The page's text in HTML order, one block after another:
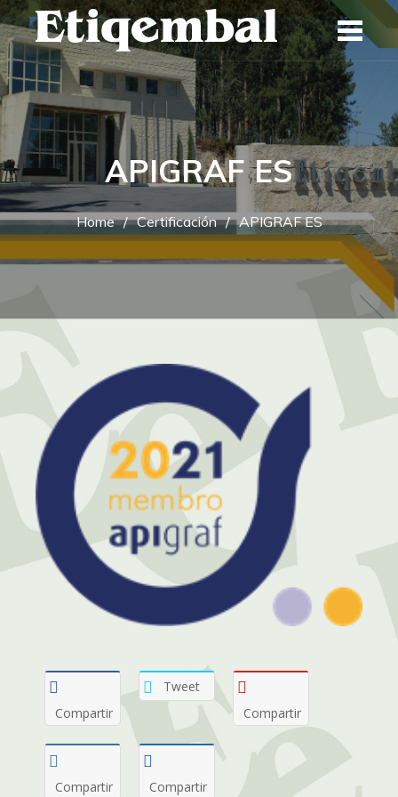
Skip
to
content
APIGRAF ES
Home Certificación APIGRAF ES
Compartir
Tweet
Compartir
Compartir Compartir